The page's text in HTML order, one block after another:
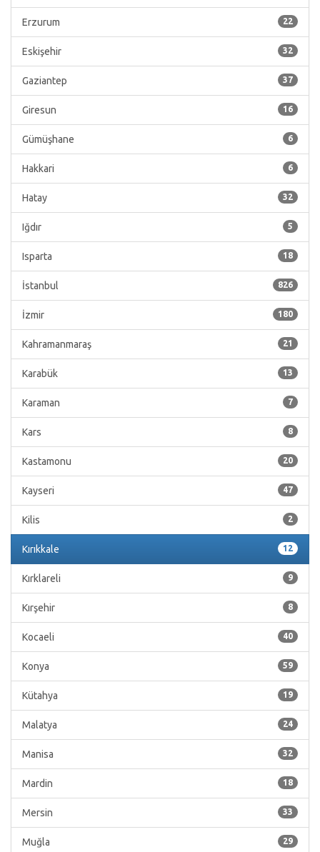
22
Erzurum
32
Eskişehir
37
Gaziantep
16
Giresun
6
Gümüşhane
6
Hakkari
32
Hatay
5
Iğdır
18
Isparta
826
İstanbul
180
İzmir
21
Kahramanmaraş
13
Karabük
7
Karaman
8
Kars
20
Kastamonu
47
Kayseri
2
Kilis
12
Kırıkkale
9
Kırklareli
8
Kırşehir
40
Kocaeli
59
Konya
19
Kütahya
24
Malatya
32
Manisa
18
Mardin
33
Mersin
29
Muğla